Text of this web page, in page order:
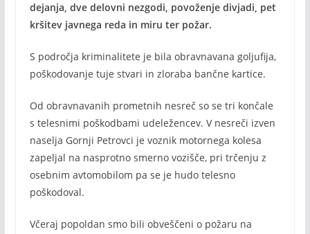
dejanja, dve delovni nezgodi, povoženje divjadi, pet
kršitev javnega reda in miru ter požar.
S področja kriminalitete je bila obravnavana goljufija,
poškodovanje tuje stvari in zloraba bančne kartice.
Od obravnavanih prometnih nesreč so se tri končale
s telesnimi poškodbami udeležencev. V nesreči izven
naselja Gornji Petrovci je voznik motornega kolesa
zapeljal na nasprotno smerno vozišče, pri trčenju z
osebnim avtomobilom pa se je hudo telesno
poškodoval.
Včeraj popoldan smo bili obveščeni o požaru na